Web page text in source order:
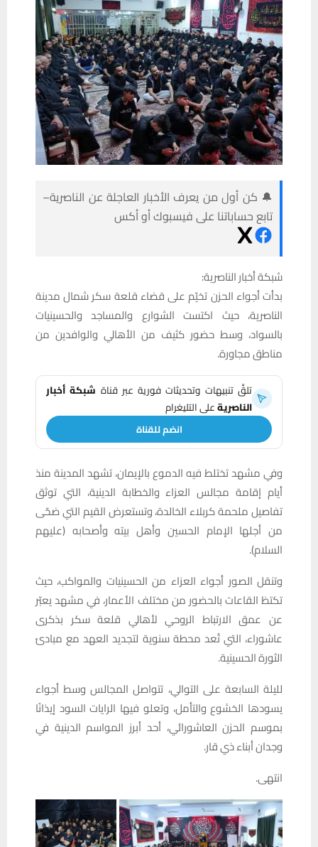
🔔 كن أول من يعرف الأخبار العاجلة عن الناصرية–
تابع حساباتنا على فيسبوك أو أكس
شبكة أخبار الناصرية:
بدأت أجواء الحزن تخيّم على قضاء قلعة سكر شمال مدينة
الناصرية، حيث اكتست الشوارع والمساجد والحسينيات
بالسواد، وسط حضور كثيف من الأهالي والوافدين من
مناطق مجاورة.
تلقَّ تنبيهات وتحديثات فورية عبر قناة شبكة أخبار
الناصريةعلى التليغرام
انضم للقناة
وفي مشهد تختلط فيه الدموع بالإيمان، تشهد المدينة منذ
أيام إقامة مجالس العزاء والخطابة الدينية، التي توثق
تفاصيل ملحمة كربلاء الخالدة، وتستعرض القيم التي ضحّى
من أجلها الإمام الحسين وأهل بيته وأصحابه (عليهم
السلام).
وتنقل الصور أجواء العزاء من الحسينيات والمواكب، حيث
تكتظ القاعات بالحضور من مختلف الأعمار، في مشهد يعبّر
عن عمق الارتباط الروحي لأهالي قلعة سكر بذكرى
عاشوراء، التي تُعد محطة سنوية لتجديد العهد مع مبادئ
الثورة الحسينية.
لليلة السابعة على التوالي، تتواصل المجالس وسط أجواء
يسودها الخشوع والتأمل، وتعلو فيها الرايات السود إيذانًا
بموسم الحزن العاشورائي، أحد أبرز المواسم الدينية في
وجدان أبناء ذي قار.
انتهى.